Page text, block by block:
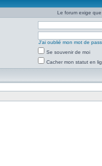
Le forum exige
J’ai oublié mon mot de
Se souvenir de moi
Cacher mon statut en